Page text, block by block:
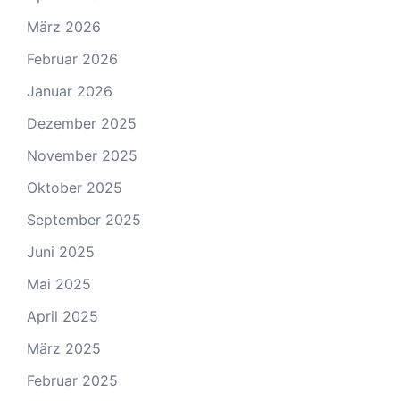
März 2026
Februar 2026
Januar 2026
Dezember 2025
November 2025
Oktober 2025
September 2025
Juni 2025
Mai 2025
April 2025
März 2025
Februar 2025